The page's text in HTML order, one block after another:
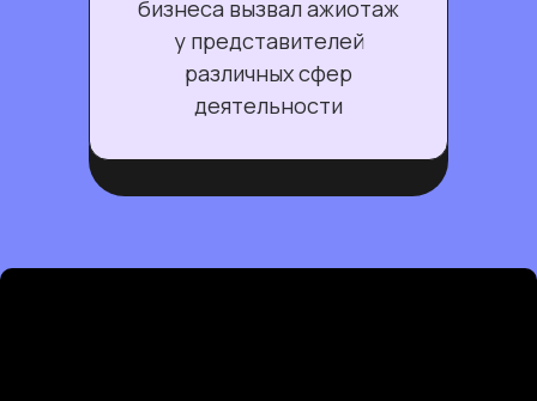
бизнеса вызвал ажиотаж
у представителей
различных сфер
деятельности